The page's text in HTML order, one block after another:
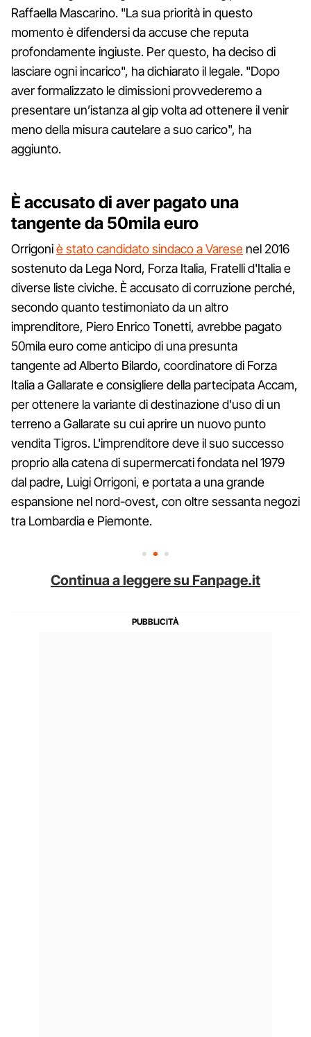
Raffaella Mascarino. "La sua priorità in questo
momento è difendersi da accuse che reputa
profondamente ingiuste. Per questo, ha deciso di
lasciare ogni incarico", ha dichiarato il legale. "Dopo
aver formalizzato le dimissioni provvederemo a
presentare un’istanza al gip volta ad ottenere il venir
meno della misura cautelare a suo carico", ha
aggiunto.
È accusato di aver pagato una
tangente da 50mila euro
Orrigoniè stato candidato sindaco a Varese nel 2016
sostenuto da Lega Nord, Forza Italia, Fratelli d'Italia e
diverse liste civiche. È accusato di corruzione perché,
secondo quanto testimoniato da un altro
imprenditore, Piero Enrico Tonetti, avrebbe pagato
50mila euro come anticipo di una presunta
tangente ad Alberto Bilardo, coordinatore di Forza
Italia a Gallarate e consigliere della partecipata Accam,
per ottenere la variante di destinazione d'uso di un
terreno a Gallarate su cui aprire un nuovo punto
vendita Tigros. L'imprenditore deve il suo successo
proprio alla catena di supermercati fondata nel 1979
dal padre, Luigi Orrigoni, e portata a una grande
espansione nel nord-ovest, con oltre sessanta negozi
tra Lombardia e Piemonte.
Continua a leggere su Fanpage.it